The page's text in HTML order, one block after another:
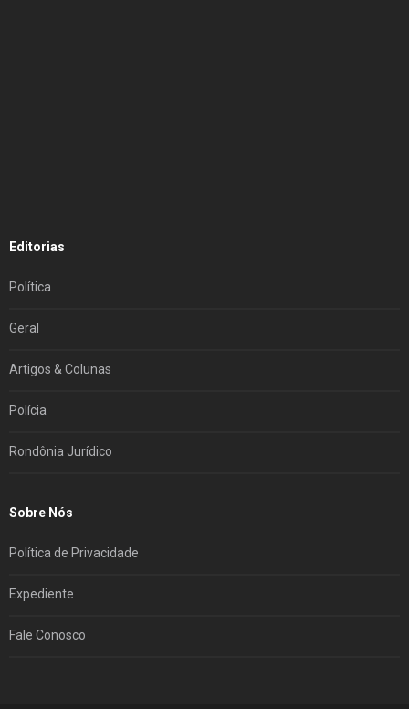
Editorias
Política
Geral
Artigos & Colunas
Polícia
Rondônia Jurídico
Sobre Nós
Política de Privacidade
Expediente
Fale Conosco